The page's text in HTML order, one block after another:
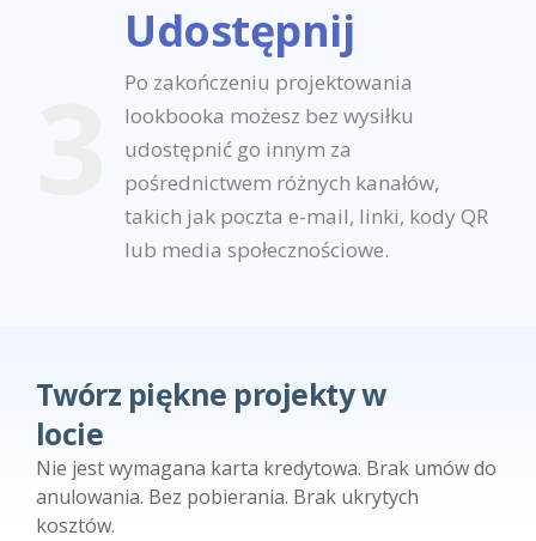
Udostępnij
Po zakończeniu projektowania
lookbooka możesz bez wysiłku
udostępnić go innym za
pośrednictwem różnych kanałów,
takich jak poczta e-mail, linki, kody QR
lub media społecznościowe.
Twórz piękne projekty w
locie
Nie jest wymagana karta kredytowa. Brak umów do
anulowania. Bez pobierania. Brak ukrytych
kosztów.